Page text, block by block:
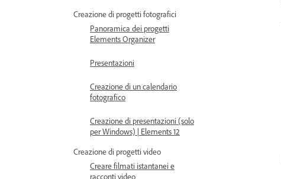
Creazione di progetti fotografici
Panoramica dei progetti
Elements Organizer
Presentazioni
Creazione di un calendario
fotografico
Creazione di presentazioni (solo
per Windows) | Elements 12
Creazione di progetti video
Creare filmati istantanei e
racconti video